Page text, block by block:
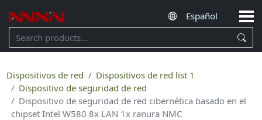
Dispositivos de red
Dispositivos de red list 1
Dispositivo de seguridad de red
Dispositivo de seguridad de red cibernética basado en el
chipset Intel W580 8x LAN 1x ranura NMC